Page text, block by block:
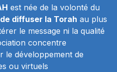
est née de la volonté du
diffuser la Torah au plus
le message ni la qualité
concentre
le développement de
ou virtuels